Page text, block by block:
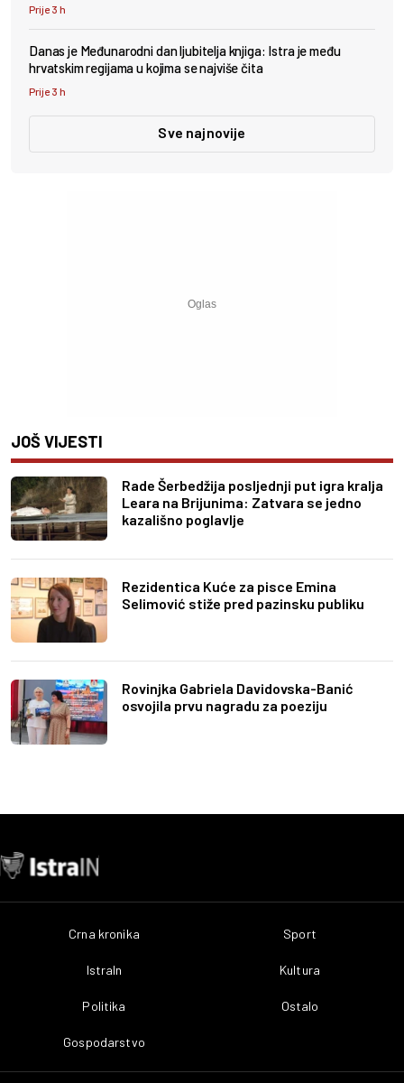
Prije 3 h
Danas je Međunarodni dan ljubitelja knjiga: Istra je među
hrvatskim regijama u kojima se najviše čita
Prije 3 h
Sve najnovije
JOŠ VIJESTI
Rade Šerbedžija posljednji put igra kralja
Leara na Brijunima: Zatvara se jedno
kazališno poglavlje
Rezidentica Kuće za pisce Emina
Selimović stiže pred pazinsku publiku
Rovinjka Gabriela Davidovska-Banić
osvojila prvu nagradu za poeziju
Crna kronika
IstraIn
Politika
Gospodarstvo
Sport
Kultura
Ostalo